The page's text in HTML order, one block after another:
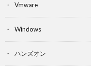
Vmware
Windows
ハンズオン